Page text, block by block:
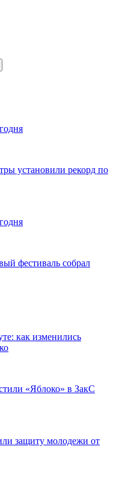
установили рекорд по
фестиваль собрал
как изменились
«Яблоко» в ЗакС
защиту молодежи от